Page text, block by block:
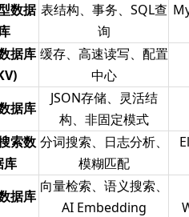
数据 表结构、事务、SQL查
询
据库 缓存、高速读写、配置
中心
据库
JSON存储、灵活结
构、非固定模式
索数
库
分词搜索、日志分析、
模糊匹配
据库
向量检索、语义搜索、
AI Embedding